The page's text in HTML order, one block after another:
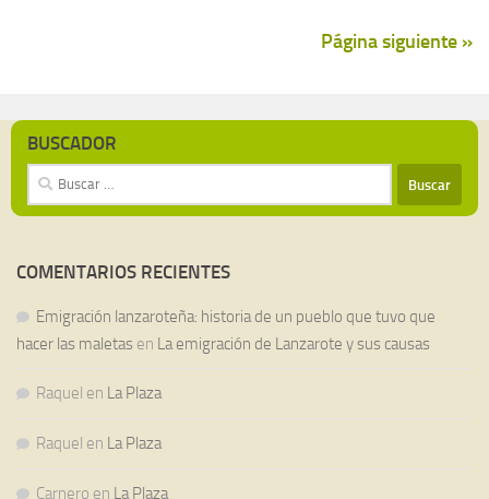
Página siguiente »
BUSCADOR
Buscar:
COMENTARIOS RECIENTES
Emigración lanzaroteña: historia de un pueblo que tuvo que
hacer las maletas en La emigración de Lanzarote y sus causas
Raquel en La Plaza
Raquel en La Plaza
Carnero en La Plaza